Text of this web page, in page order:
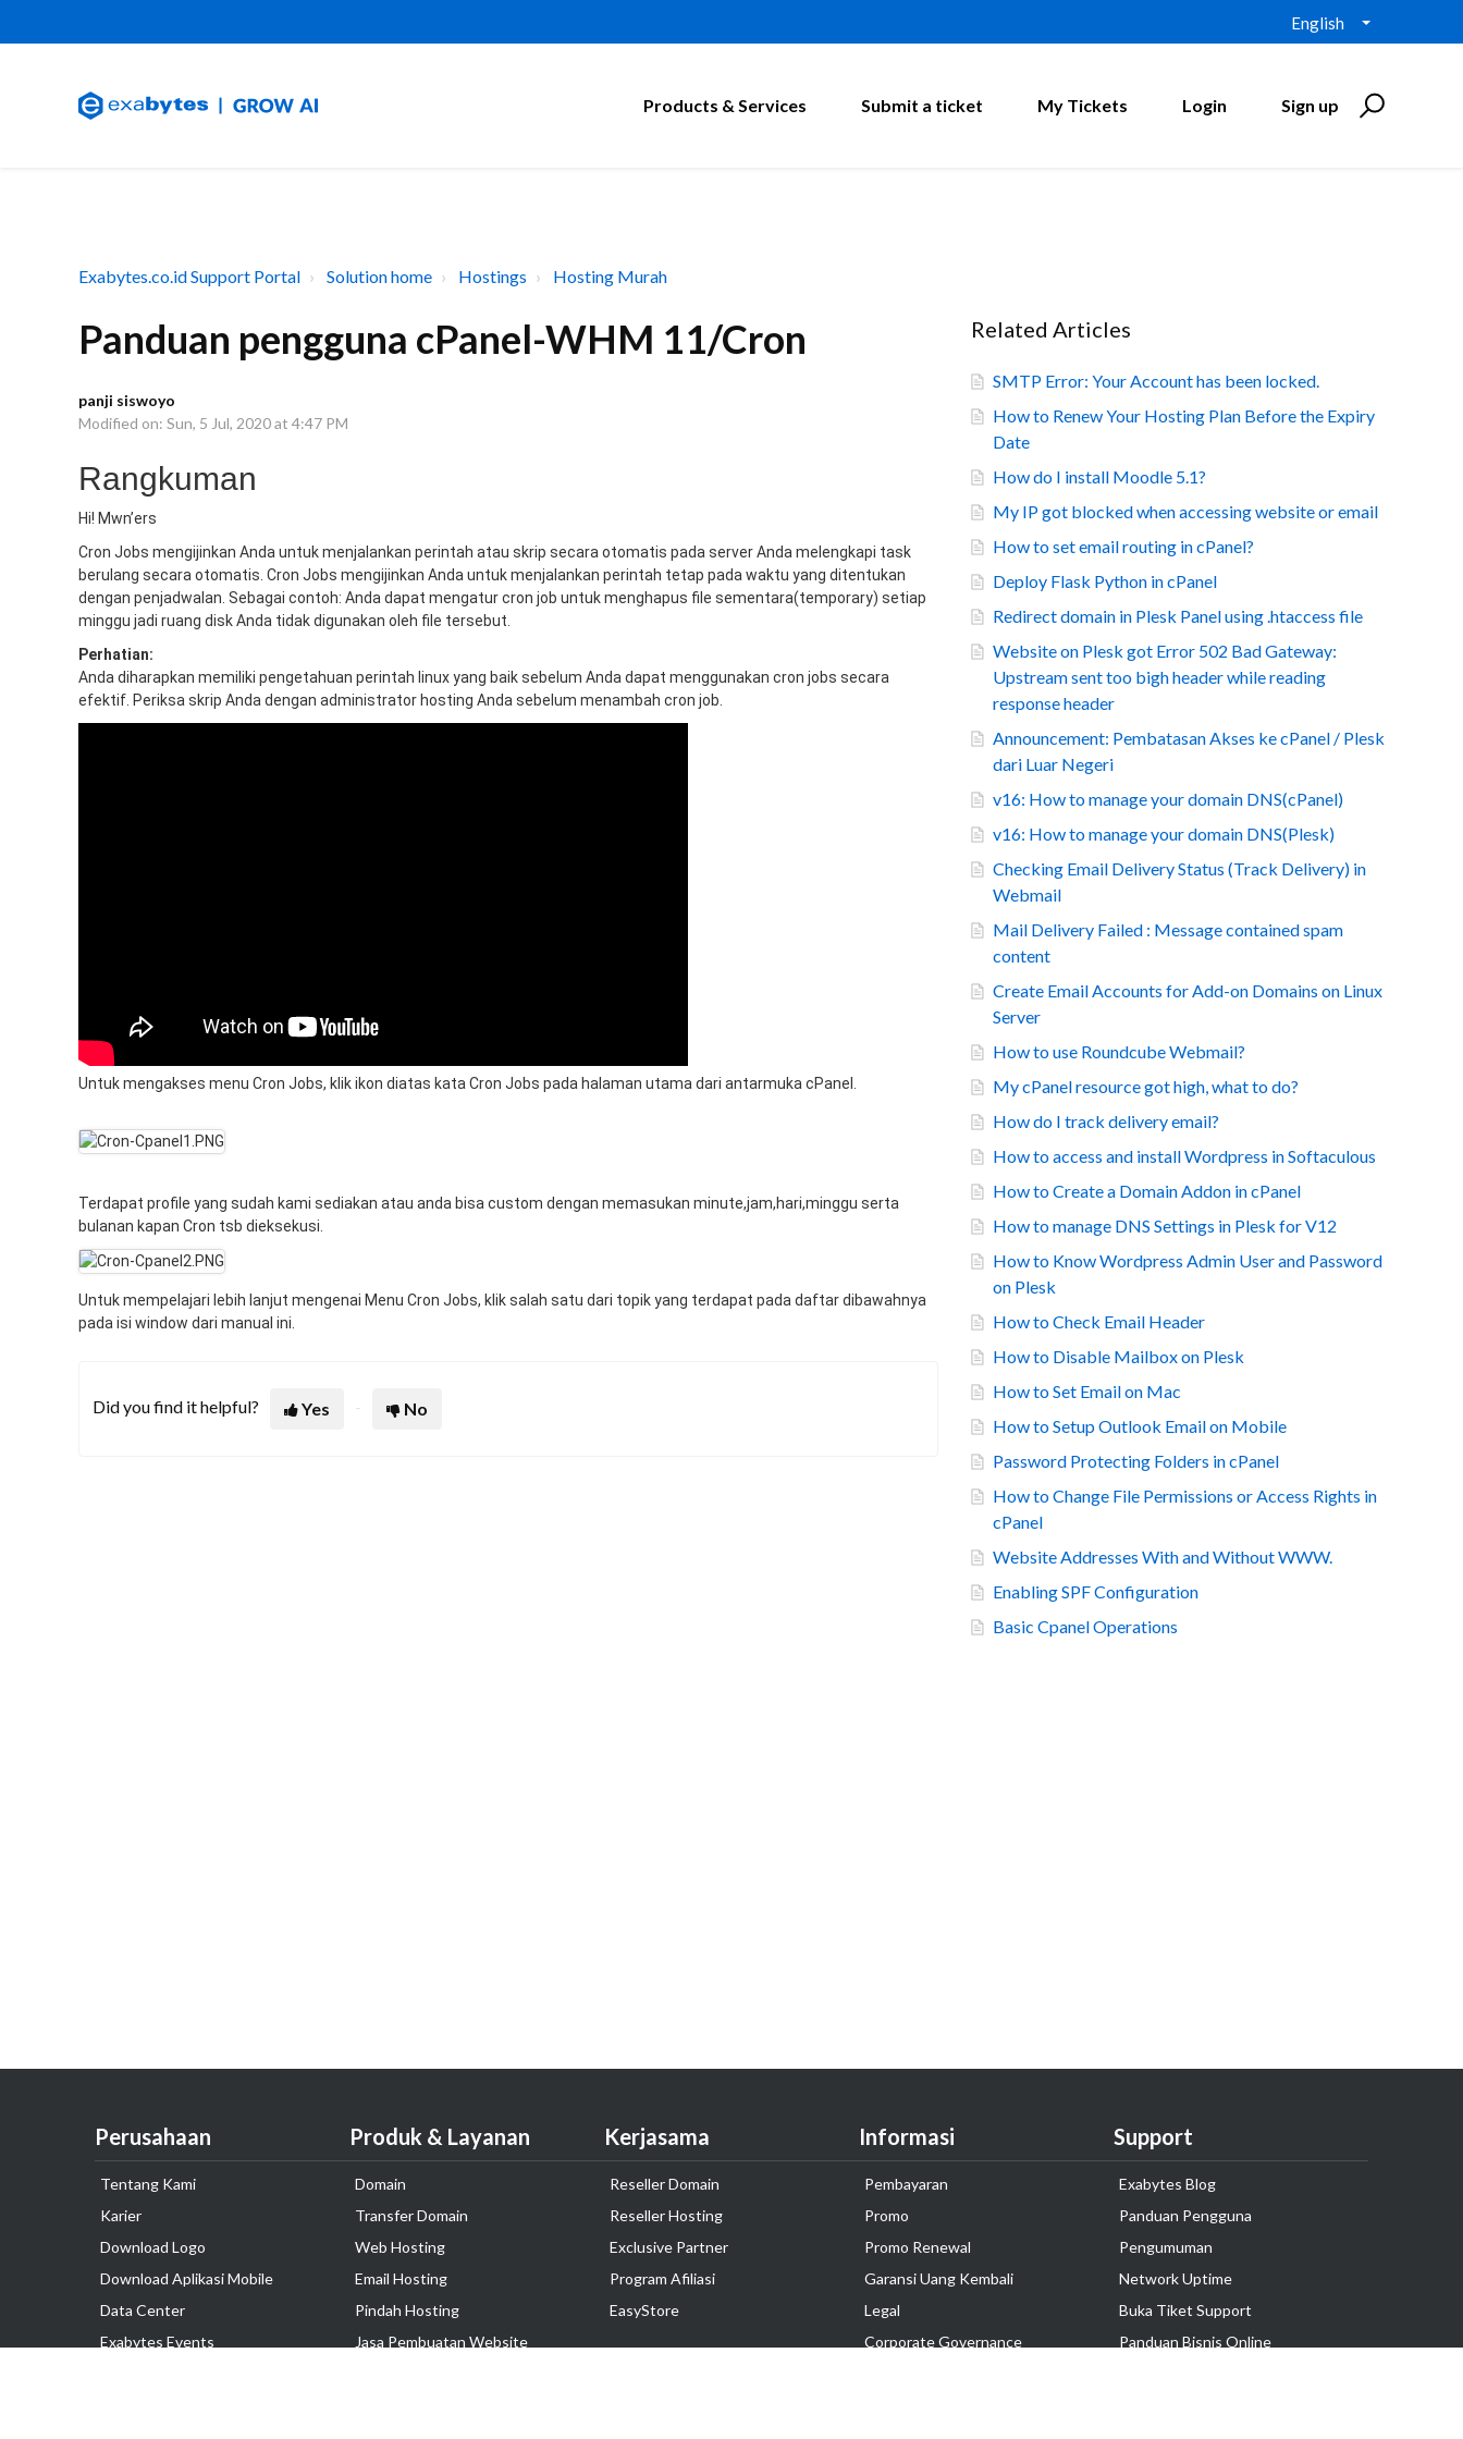
English
Products & Services Submit a ticket My Tickets Login Sign up
Exabytes.co.id Support Portal Solution home Hostings Hosting Murah
Panduan pengguna cPanel-WHM 11/Cron
panji siswoyo
Modified on: Sun, 5 Jul, 2020 at 4:47 PM
Rangkuman
Hi! Mwn’ers
Cron Jobs mengijinkan Anda untuk menjalankan perintah atau skrip secara otomatis pada server Anda melengkapi task
berulang secara otomatis. Cron Jobs mengijinkan Anda untuk menjalankan perintah tetap pada waktu yang ditentukan
dengan penjadwalan. Sebagai contoh: Anda dapat mengatur cron job untuk menghapus file sementara(temporary) setiap
minggu jadi ruang disk Anda tidak digunakan oleh file tersebut.
Perhatian:
Anda diharapkan memiliki pengetahuan perintah linux yang baik sebelum Anda dapat menggunakan cron jobs secara
efektif. Periksa skrip Anda dengan administrator hosting Anda sebelum menambah cron job.
Untuk mengakses menu Cron Jobs, klik ikon diatas kata Cron Jobs pada halaman utama dari antarmuka cPanel.
Terdapat profile yang sudah kami sediakan atau anda bisa custom dengan memasukan minute,jam,hari,minggu serta
bulanan kapan Cron tsb dieksekusi.
Untuk mempelajari lebih lanjut mengenai Menu Cron Jobs, klik salah satu dari topik yang terdapat pada daftar dibawahnya
pada isi window dari manual ini.
Did you find it helpful? Yes No
Related Articles
SMTP Error: Your Account has been locked.
How to Renew Your Hosting Plan Before the Expiry
Date
How do I install Moodle 5.1?
My IP got blocked when accessing website or email
How to set email routing in cPanel?
Deploy Flask Python in cPanel
Redirect domain in Plesk Panel using .htaccess file
Website on Plesk got Error 502 Bad Gateway:
Upstream sent too bigh header while reading
response header
Announcement: Pembatasan Akses ke cPanel / Plesk
dari Luar Negeri
v16: How to manage your domain DNS(cPanel)
v16: How to manage your domain DNS(Plesk)
Checking Email Delivery Status (Track Delivery) in
Webmail
Mail Delivery Failed : Message contained spam
content
Create Email Accounts for Add-on Domains on Linux
Server
How to use Roundcube Webmail?
My cPanel resource got high, what to do?
How do I track delivery email?
How to access and install Wordpress in Softaculous
How to Create a Domain Addon in cPanel
How to manage DNS Settings in Plesk for V12
How to Know Wordpress Admin User and Password
on Plesk
How to Check Email Header
How to Disable Mailbox on Plesk
How to Set Email on Mac
How to Setup Outlook Email on Mobile
Password Protecting Folders in cPanel
How to Change File Permissions or Access Rights in
cPanel
Website Addresses With and Without WWW.
Enabling SPF Configuration
Basic Cpanel Operations
Perusahaan
Tentang Kami
Karier
Download Logo
Download Aplikasi Mobile
Data Center
Exabytes Events
Produk & Layanan
Domain
Transfer Domain
Web Hosting
Email Hosting
Pindah Hosting
Jasa Pembuatan Website
Kerjasama
Reseller Domain
Reseller Hosting
Exclusive Partner
Program Afiliasi
EasyStore
Informasi
Pembayaran
Promo
Promo Renewal
Garansi Uang Kembali
Legal
Corporate Governance
Support
Exabytes Blog
Panduan Pengguna
Pengumuman
Network Uptime
Buka Tiket Support
Panduan Bisnis Online